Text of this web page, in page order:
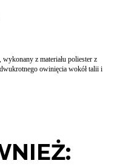
z materiału poliester z
owinięcia wokół talii i